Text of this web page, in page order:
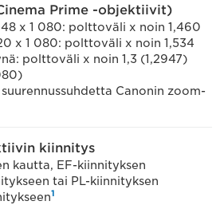
Prime -objektiivit)
x 1 080: polttoväli x noin 1,460
x 1 080: polttoväli x noin 1,534
polttoväli x noin 1,3 (1,2947)
Canonin zoom-
kiinnitys
kautta, EF-kiinnityksen
tai PL-kiinnityksen
1